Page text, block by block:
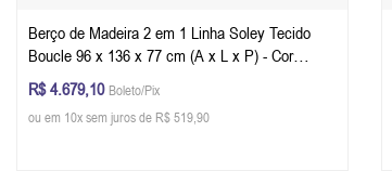
Berço de Madeira 2 em 1 Linha Soley Tecido
Boucle 96 x 136 x 77 cm (A x L x P) - Cor
Nogueira Com Boucle + Colchão
R$ 4.679,10 Boleto/Pix
ou em 10x sem juros de R$ 519,90